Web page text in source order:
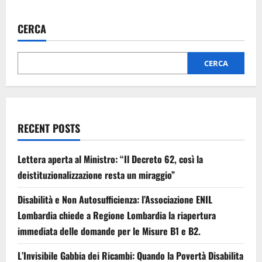
CERCA
CERCA
RECENT POSTS
Lettera aperta al Ministro: “Il Decreto 62, così la
deistituzionalizzazione resta un miraggio”
Disabilità e Non Autosufficienza: l’Associazione ENIL
Lombardia chiede a Regione Lombardia la riapertura
immediata delle domande per le Misure B1 e B2.
L’Invisibile Gabbia dei Ricambi: Quando la Povertà Disabilita